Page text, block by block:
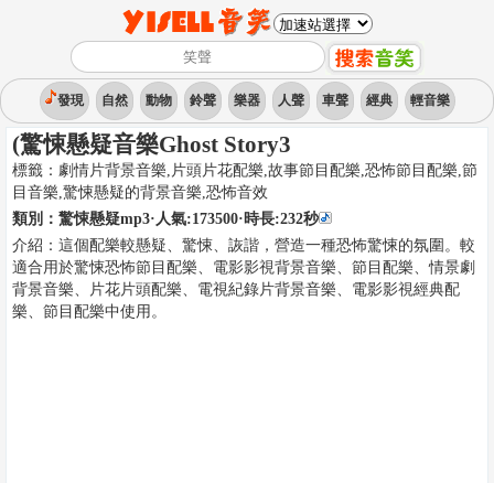
發現 自然 動物 鈴聲 樂器 人聲 車聲 經典 輕音樂
(驚悚懸疑音樂Ghost Story3
標籤： 劇情片背景音樂,片頭片花配樂,故事節目配樂,恐怖節目配樂,節
目音樂,驚悚懸疑的背景音樂,恐怖音效
類別： 驚悚懸疑mp3·人氣:173500·時長:232秒
介紹： 這個配樂較懸疑、驚悚、詼諧，營造一種恐怖驚悚的氛圍。較
適合用於驚悚恐怖節目配樂、電影影視背景音樂、節目配樂、情景劇
背景音樂、片花片頭配樂、電視紀錄片背景音樂、電影影視經典配
樂、節目配樂中使用。